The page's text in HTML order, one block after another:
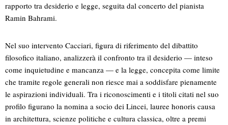
rapporto tra desiderio e legge, seguita dal concerto del pianista
Ramin Bahrami.
Nel suo intervento Cacciari, figura di riferimento del dibattito
filosofico italiano, analizzerà il confronto tra il desiderio — inteso
come inquietudine e mancanza — e la legge, concepita come limite
che tramite regole generali non riesce mai a soddisfare pienamente
le aspirazioni individuali. Tra i riconoscimenti e i titoli citati nel suo
profilo figurano la nomina a socio dei Lincei, lauree honoris causa
in architettura, scienze politiche e cultura classica, oltre a premi